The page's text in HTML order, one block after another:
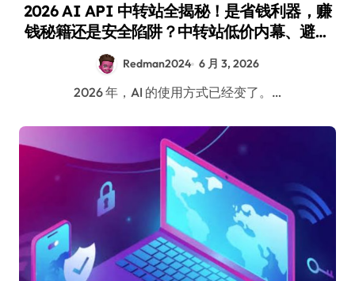
2026 AI API 中转站全揭秘！是省钱利器，赚
钱秘籍还是安全陷阱？中转站低价内幕、避坑
工具与正规副业路线！
Redman2024 6 月 3, 2026
2026 年，AI 的使用方式已经变了。…